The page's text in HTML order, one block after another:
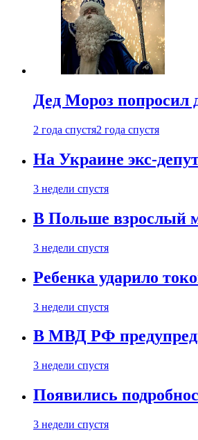
Дед Мороз попросил
2 года спустя2 года спустя
На Украине экс-
3 недели спустя
В Польше взрослый
3 недели спустя
Ребенка ударило
3 недели спустя
В МВД РФ
3 недели спустя
Появились
3 недели спустя